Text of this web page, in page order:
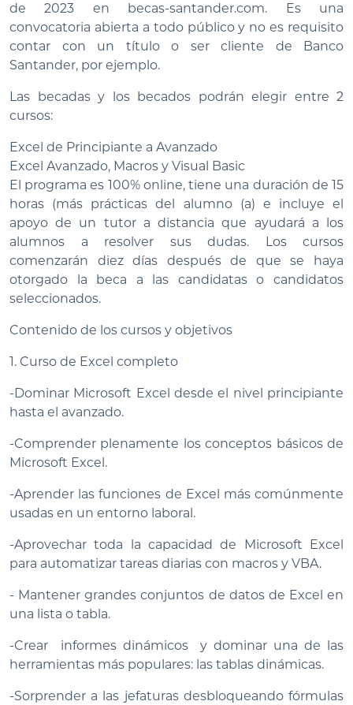
de 2023 en becas-santander.com. Es una
convocatoria abierta a todo público y no es requisito
contar con un título o ser cliente de Banco
Santander, por ejemplo.
Las becadas y los becados podrán elegir entre 2
cursos:
Excel de Principiante a Avanzado
Excel Avanzado, Macros y Visual Basic
El programa es 100% online, tiene una duración de 15
horas (más prácticas del alumno (a) e incluye el
apoyo de un tutor a distancia que ayudará a los
alumnos a resolver sus dudas. Los cursos
comenzarán diez días después de que se haya
otorgado la beca a las candidatas o candidatos
seleccionados.
Contenido de los cursos y objetivos
1. Curso de Excel completo
-Dominar Microsoft Excel desde el nivel principiante
hasta el avanzado.
-Comprender plenamente los conceptos básicos de
Microsoft Excel.
-Aprender las funciones de Excel más comúnmente
usadas en un entorno laboral.
-Aprovechar toda la capacidad de Microsoft Excel
para automatizar tareas diarias con macros y VBA.
- Mantener grandes conjuntos de datos de Excel en
una lista o tabla.
-Crear informes dinámicos y dominar una de las
herramientas más populares: las tablas dinámicas.
-Sorprender a las jefaturas desbloqueando fórmulas